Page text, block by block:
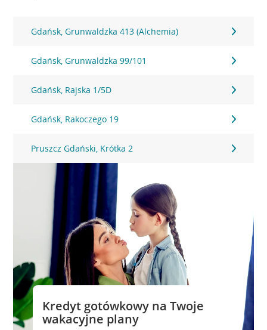
Gdańsk, Grunwaldzka 413 (Alchemia)
Gdańsk, Grunwaldzka 99/101
Gdańsk, Rajska 1/5D
Gdańsk, Rakoczego 19
Pruszcz Gdański, Krótka 2
Kredyt gotówkowy na Twoje
wakacyjne plany